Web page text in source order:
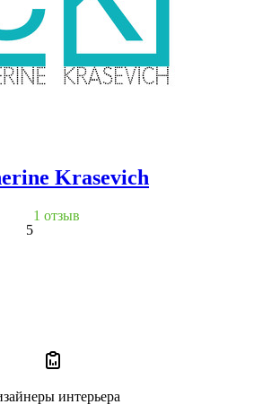
Krasevich
5
1 отзыв
интерьера